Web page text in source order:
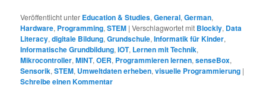
Veröffentlicht unter Education & Studies,General,German,
Hardware, Programming,STEM |Verschlagwortet mit Blockly, Data
Literacy,digitale Bildung,Grundschule,Informatik für Kinder,
Informatische Grundbildung,IOT, Lernen mit Technik,
Mikrocontroller,MINT,OER, Programmieren lernen,senseBox,
Sensorik,STEM, Umweltdaten erheben,visuelle Programmierung |
Schreibe einen Kommentar